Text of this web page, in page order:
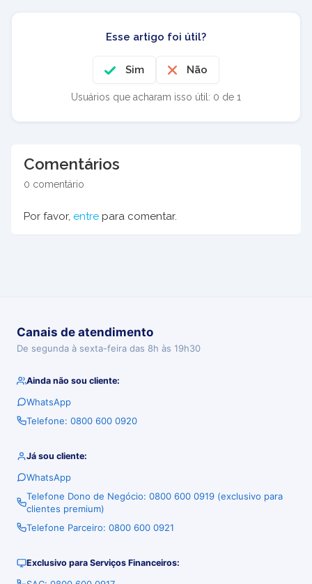
Esse artigo foi útil?
Sim Não
Usuários que acharam isso útil: 0 de 1
Comentários
0 comentário
Por favor, entre para comentar.
Canais de atendimento
De segunda à sexta-feira das 8h às 19h30
Ainda não sou cliente:
WhatsApp
Telefone: 0800 600 0920
Já sou cliente:
WhatsApp
Telefone Dono de Negócio: 0800 600 0919 (exclusivo para
clientes premium)
Telefone Parceiro: 0800 600 0921
Exclusivo para Serviços Financeiros: